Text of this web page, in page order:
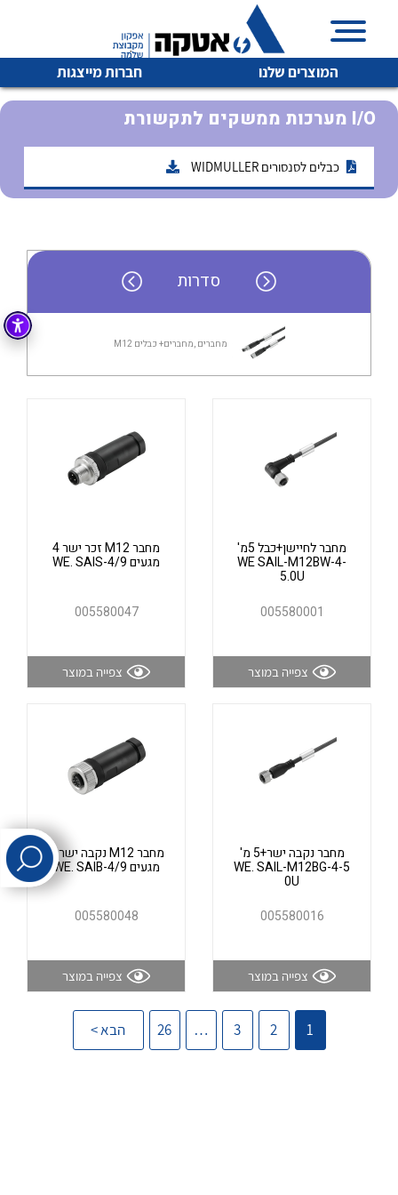
המוצרים שלנו חברות מייצגות
איכות | שרות | זמינות
מיתוג, בקרה , ואינסטלציה חשמלית ופעילה ב7 תחומים:
רובוטיקה ואוטומציה תעשייתית
זיווד קופסאות וארונות לחשמל, בקרה ואלקטרוניקה
פתרונות וציוד לסביבה נפיצה EX
מטענים לרכב חשמלי
לכל מוצרי היצרן לכל מוצרי היצרן
לכל מוצרי היצרן לכל מוצרי היצרן
לכל מוצרי היצרן לכל מוצרי היצרן
מערכות ממשקים לתקשורת I/O
כבלים לסנסורים WIDMULLER
סדרות
מחברים ,מחברים+ כבלים M12
מחבר לחיישן+כבל 5מ'
WE SAIL-M12BW-4-
5.0U
005580001
צפייה במוצר
מחבר M12 זכר ישר 4
מגעים WE. SAIS-4/9
005580047
צפייה במוצר
מחבר נקבה ישר+5 מ'
WE. SAIL-M12BG-4-5
0U
005580016
צפייה במוצר
מחבר M12 נקבה ישר 4
מגעים WE. SAIB-4/9
005580048
צפייה במוצר
1
2
3
…
26 הבא >